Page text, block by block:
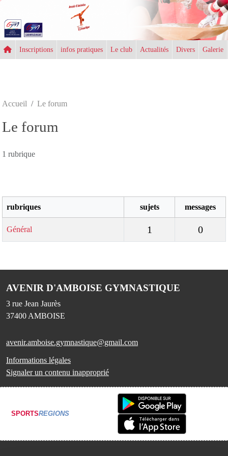
Inscriptions infos pratiques Le club Actualités Divers Galerie
Accueil Le forum
Le forum
1 rubrique
rubriques sujets messages
Général 1 0
AVENIR D'AMBOISE GYMNASTIQUE
3 rue Jean Jaurès
37400 AMBOISE
avenir.amboise.gymnastique@gmail.com
Informations légales
Signaler un contenu inapproprié
SPORTSREGIONS
Panneau de gestion des cookies